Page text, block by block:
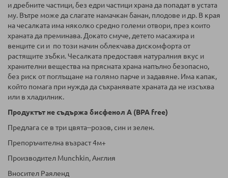
и дребните частици, без едри частици храна да попадат в устата
му. Вътре може да слагате намачкан банан, плодове и др. В края
на чесалката има няколко средно големи отвори, през които
храната да преминава. Докато смуче, детето масажира и
венците си и по този начин облекчава дискомфорта от
растящите зъбки. Чесалката предоставя натуралния вкус и
хранителни вещества на прясната храна напълно безопасно,
без риск от поглъщане на голямо парче и задавяне. Има капак,
който помага при нужда да съхранявате храната да не изсъхва
или в хладилник.
Продуктът не съдържа бисфенол А (BPA free)
Предлага се в три цвята--розов, син и зелен.
Препоръчителна възраст 4м+
Производител Munchkin, Англия
Вносител Раяленд